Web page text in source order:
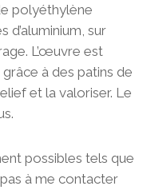
polyéthylène
d’aluminium, sur
L’œuvre est
à des patins de
et la valoriser. Le
possibles tels que
pas à me contacter